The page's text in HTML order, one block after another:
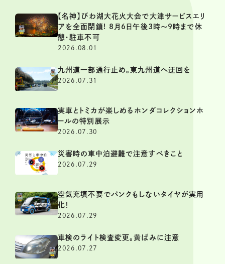
【名神】びわ湖大花火大会で大津サービスエリ
アを全面閉鎖! 8月6日午後3時～9時まで休
憩・駐車不可
2026.08.01
九州道一部通行止め。東九州道へ迂回を
2026.07.31
実車とトミカが楽しめるホンダコレクションホ
ールの特別展示
2026.07.30
災害時の車中泊避難で注意すべきこと
2026.07.29
空気充填不要でパンクもしないタイヤが実用
化！
2026.07.29
車検のライト検査変更。黄ばみに注意
2026.07.27